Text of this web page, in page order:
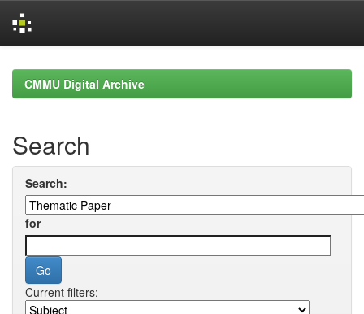
navigationCMMU Digital Archive
Search
Search:
for
Current filters: